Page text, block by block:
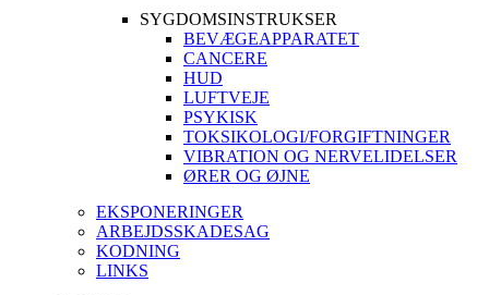
SYGDOMSINSTRUKSER
BEVÆGEAPPARATET
CANCERE
HUD
LUFTVEJE
PSYKISK
TOKSIKOLOGI/FORGIFTNINGER
VIBRATION OG NERVELIDELSER
ØRER OG ØJNE
EKSPONERINGER
ARBEJDSSKADESAG
KODNING
LINKS